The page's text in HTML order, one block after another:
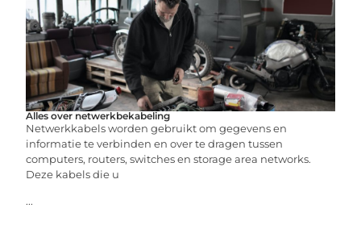
Alles over netwerkbekabeling
Netwerkkabels worden gebruikt om gegevens en
informatie te verbinden en over te dragen tussen
computers, routers, switches en storage area networks.
Deze kabels die u
...